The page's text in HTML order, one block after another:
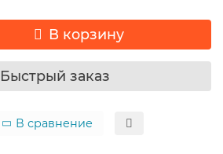
В корзину
Быстрый заказ
В сравнение